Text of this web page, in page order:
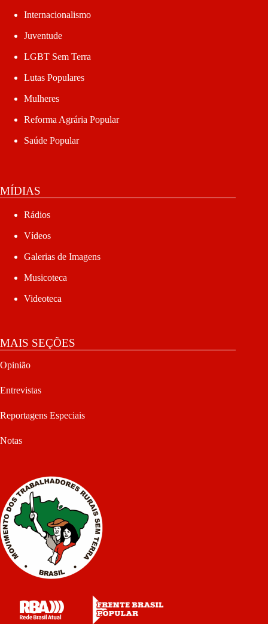
Internacionalismo
Juventude
LGBT Sem Terra
Lutas Populares
Mulheres
Reforma Agrária Popular
Saúde Popular
MÍDIAS
Rádios
Vídeos
Galerias de Imagens
Musicoteca
Videoteca
MAIS SEÇÕES
Opinião
Entrevistas
Reportagens Especiais
Notas